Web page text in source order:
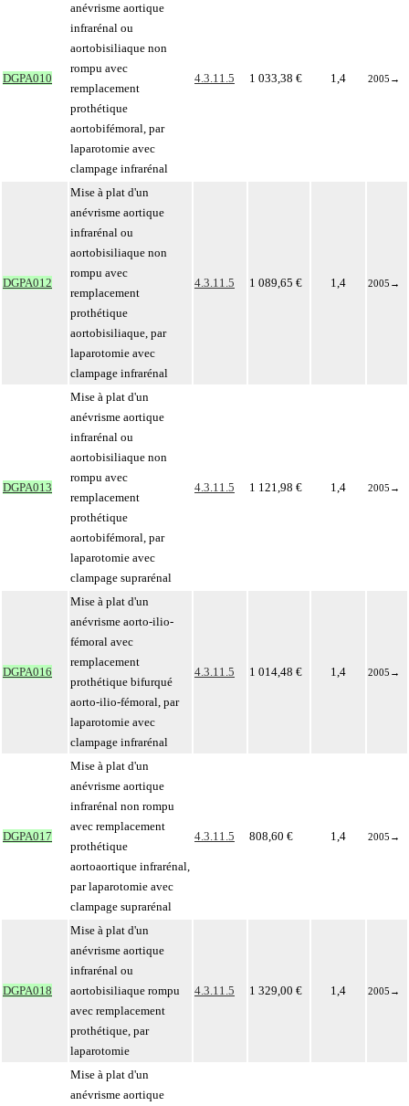
DGPA010
anévrisme aortique
infrarénal ou
aortobisiliaque non
rompu avec
remplacement
prothétique
aortobifémoral, par
laparotomie avec
clampage infrarénal
4.3.11.5 1 033,38 € 1,4 2005 →
DGPA012
Mise à plat d'un
anévrisme aortique
infrarénal ou
aortobisiliaque non
rompu avec
remplacement
prothétique
aortobisiliaque, par
laparotomie avec
clampage infrarénal
4.3.11.5 1 089,65 € 1,4 2005 →
DGPA013
Mise à plat d'un
anévrisme aortique
infrarénal ou
aortobisiliaque non
rompu avec
remplacement
prothétique
aortobifémoral, par
laparotomie avec
clampage suprarénal
4.3.11.5 1 121,98 € 1,4 2005 →
DGPA016
Mise à plat d'un
anévrisme aorto-ilio-
fémoral avec
remplacement
prothétique bifurqué
aorto-ilio-fémoral, par
laparotomie avec
clampage infrarénal
4.3.11.5 1 014,48 € 1,4 2005 →
DGPA017
Mise à plat d'un
anévrisme aortique
infrarénal non rompu
avec remplacement
prothétique
aortoaortique infrarénal,
par laparotomie avec
clampage suprarénal
4.3.11.5 808,60 € 1,4 2005 →
DGPA018
Mise à plat d'un
anévrisme aortique
infrarénal ou
aortobisiliaque rompu
avec remplacement
prothétique, par
laparotomie
4.3.11.5 1 329,00 € 1,4 2005 →
Mise à plat d'un
anévrisme aortique